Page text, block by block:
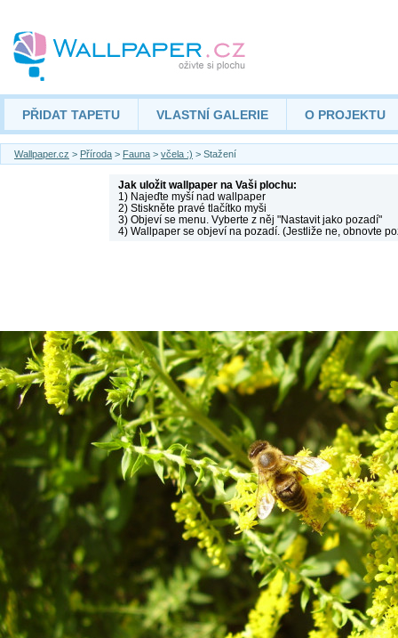
PŘIDAT TAPETU VLASTNÍ GALERIE O PROJEKTU
Wallpaper.cz > Příroda > Fauna > včela :) > Stažení
Jak uložit wallpaper na Vaši plochu:
1) Najeďte myší nad wallpaper
2) Stiskněte pravé tlačítko myši
3) Objeví se menu. Vyberte z něj "Nastavit jako pozadí"
4) Wallpaper se objeví na pozadí. (Jestliže ne, obnovte